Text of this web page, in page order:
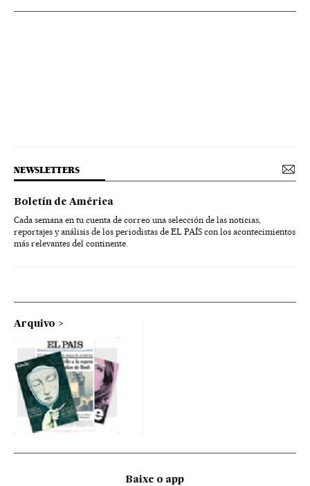
NEWSLETTERS
Boletín de América
Cada semana en tu cuenta de correo una selección de las noticias,
reportajes y análisis de los periodistas de EL PAÍS con los acontecimientos
más relevantes del continente.
Arquivo
Baixe o app